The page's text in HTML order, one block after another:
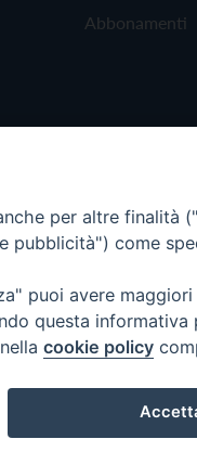
Abbonamenti
per altre finalità
pubblicità") come
puoi avere
questa informativa
cookie policy